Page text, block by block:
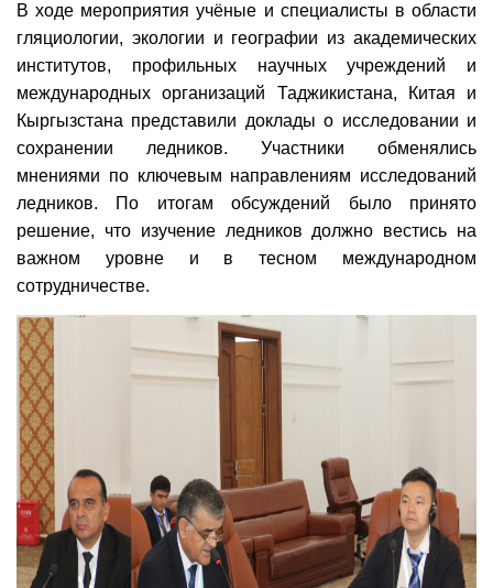
В ходе мероприятия учёные и специалисты в области
гляциологии, экологии и географии из академических
институтов, профильных научных учреждений и
международных организаций Таджикистана, Китая и
Кыргызстана представили доклады о исследовании и
сохранении ледников. Участники обменялись
мнениями по ключевым направлениям исследований
ледников. По итогам обсуждений было принято
решение, что изучение ледников должно вестись на
важном уровне и в тесном международном
сотрудничестве.